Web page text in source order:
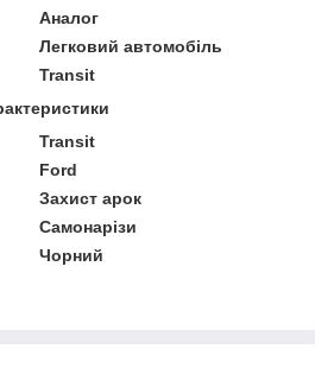
Аналог
Легковий автомобіль
Transit
Transit
Ford
Захист арок
Самонарізи
Чорний